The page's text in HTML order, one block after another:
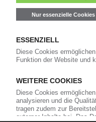
und akzeptiere diese.
Meistgelesen
Karl Hess: